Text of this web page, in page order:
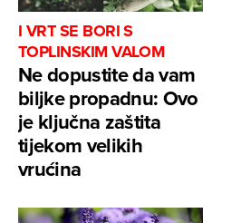
I VRT SE BORI S
TOPLINSKIM VALOM
Ne dopustite da vam
biljke propadnu: Ovo
je ključna zaštita
tijekom velikih
vrućina